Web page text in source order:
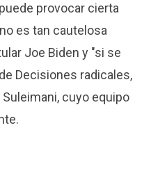
provocar cierta
es tan cautelosa
Joe Biden y "si se
Decisiones radicales,
cuyo equipo